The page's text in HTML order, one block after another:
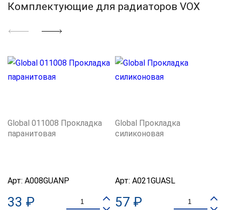
Комплектующие для радиаторов VOX
Global 011008 Прокладка
паранитовая
Арт: A008GUANP
33 ₽
Global Прокладка
силиконовая
Арт: A021GUASL
57 ₽